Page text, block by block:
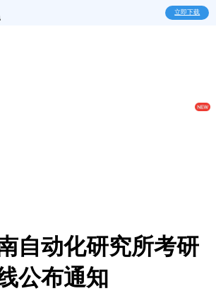
立即下载
自动化研究所考研
公布通知